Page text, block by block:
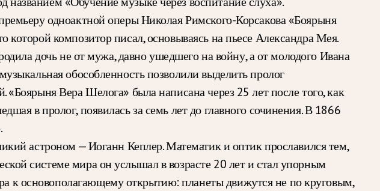
одноактной оперы Николая Римского-Корсакова «Боярыня
композитор писал, основываясь на пьесе Александра Мея.
дочь не от мужа, давно ушедшего на войну, а от молодого Ивана
обособленность позволили выделить пролог
Вера Шелога» была написана через 25 лет после того, как
в пролог, появилась за семь лет до главного сочинения. В 1866
астроном — Иоганн Кеплер. Математик и оптик прославился тем,
системе мира он услышал в возрасте 20 лет и стал упорным
к основополагающему открытию: планеты движутся не по круговым,